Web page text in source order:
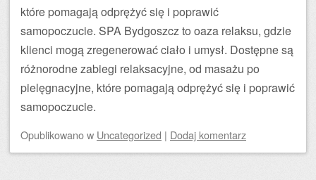
które pomagają odprężyć się i poprawić
samopoczucie. SPA Bydgoszcz to oaza relaksu, gdzie
klienci mogą zregenerować ciało i umysł. Dostępne są
różnorodne zabiegi relaksacyjne, od masażu po
pielęgnacyjne, które pomagają odprężyć się i poprawić
samopoczucie.
Opublikowanow Uncategorized | Dodaj komentarz